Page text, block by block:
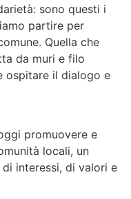
sono questi i
partire per
Quella che
da muri e filo
ospitare il dialogo e
promuovere e
locali, un
interessi, di valori e